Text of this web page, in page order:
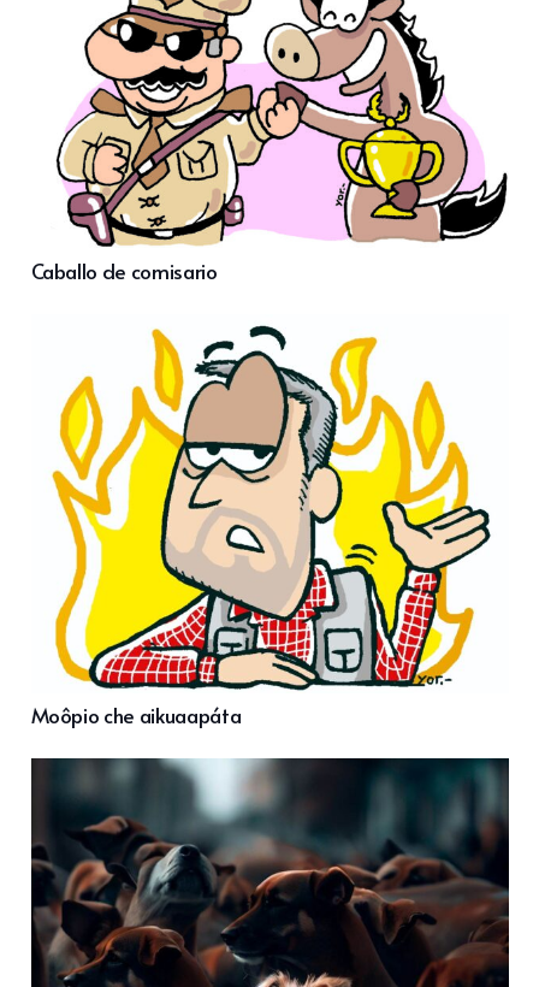
Caballo de comisario
Moôpio che aikuaapáta